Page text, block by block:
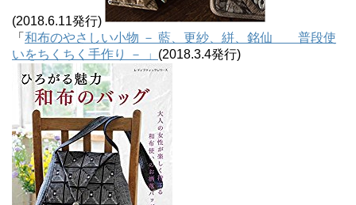
(2018.6.11発行)
「 和布のやさしい小物 － 藍、更紗、絣、銘仙 普段使
いをちくちく手作り － 」 (2018.3.4発行)